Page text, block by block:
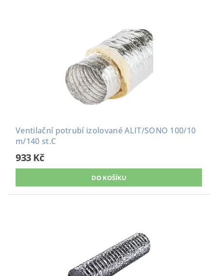
Ventilační potrubí izolované ALIT/SONO 100/10
m/140 st.C
933 Kč